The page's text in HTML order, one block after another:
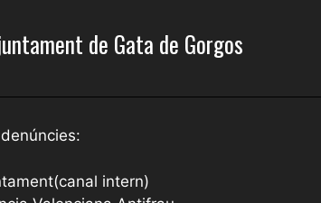
de Gata de Gorgos
intern)